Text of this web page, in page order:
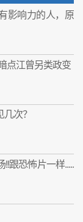
影响力的人，原
点江曾另类政变
次？
跟恐怖片一样.....